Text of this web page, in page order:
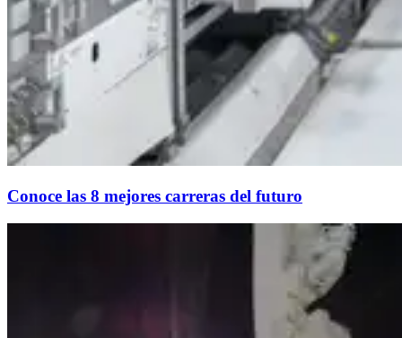
Conoce las 8 mejores carreras del futuro